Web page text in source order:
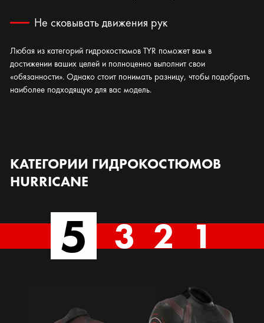
Не сковывать движения рук
Любая из категорий гидрокостюмов TYR поможет вам в
достижении ваших целей и полноценно выполнит свои
«обязанности». Однако стоит понимать разницу, чтобы подобрать
наиболее подходящую для вас модель.
КАТЕГОРИИ ГИДРОКОСТЮМОВ
HURRICANE
5 3 2 1